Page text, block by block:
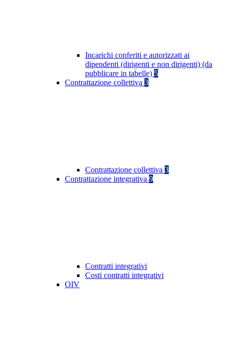
Incarichi conferiti e autorizzati ai
dipendenti (dirigenti e non dirigenti) (da
pubblicare in tabelle) 5
Contrattazione collettiva 3
Contrattazione collettiva 3
Contrattazione integrativa 9
Contratti integrativi
Costi contratti integrativi
OIV